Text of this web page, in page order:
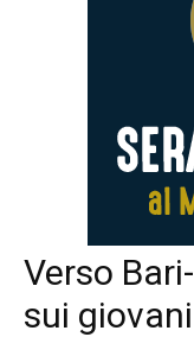
Verso
sui